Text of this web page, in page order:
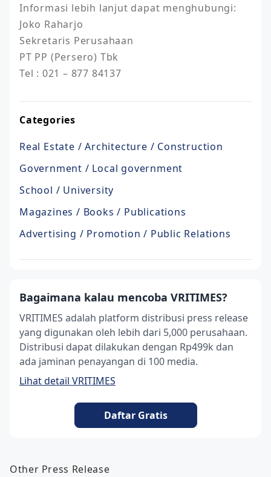
Informasi lebih lanjut dapat menghubungi:
Joko Raharjo
Sekretaris Perusahaan
PT PP (Persero) Tbk
Tel : 021 – 877 84137
Categories
Real Estate / Architecture / Construction
Government / Local government
School / University
Magazines / Books / Publications
Advertising / Promotion / Public Relations
Bagaimana kalau mencoba VRITIMES?
VRITIMES adalah platform distribusi press release
yang digunakan oleh lebih dari 5,000 perusahaan.
Distribusi dapat dilakukan dengan Rp499k dan
ada jaminan penayangan di 100 media.
Lihat detail VRITIMES
Daftar Gratis
Other Press Release